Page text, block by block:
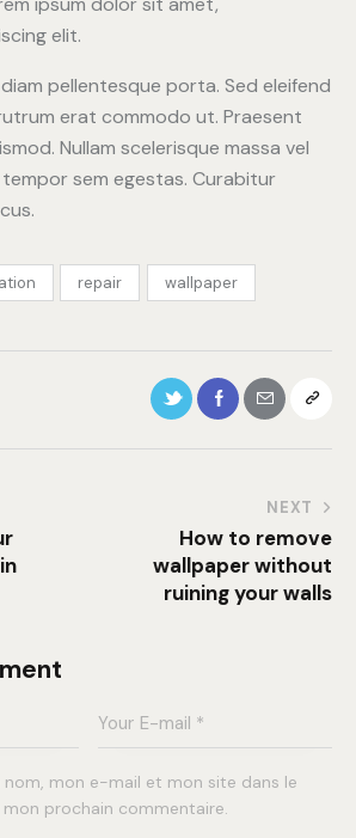
elit.
pellentesque porta. Sed eleifend
erat commodo ut. Praesent
Nullam scelerisque massa vel
sem egestas. Curabitur
repair wallpaper
NEXT
How to remove
wallpaper without
ruining your walls
nom, mon e-mail et mon site dans le
prochain commentaire.